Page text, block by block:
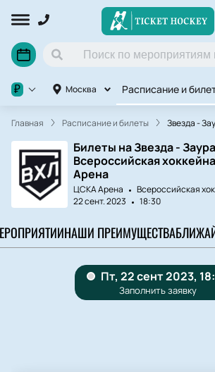
Москва Расписание и
₽
Главная Расписание и билеты Звезда -
Билеты на Звезда -
Всероссийская
Арена
ЦСКА Арена Всероссийская
22 сент. 2023
18:30
НАШИ ПРЕИМУЩЕСТВА